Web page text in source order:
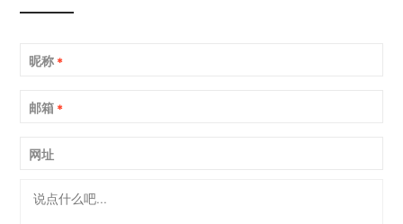
昵称 *
邮箱 *
网址